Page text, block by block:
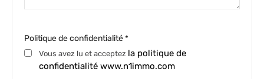
Politique de confidentialité *
Vous avez lu et acceptez la politique de
confidentialité www.n1immo.com